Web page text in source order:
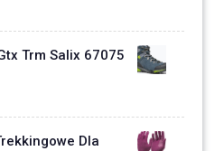
Trm Salix 67075
Dla